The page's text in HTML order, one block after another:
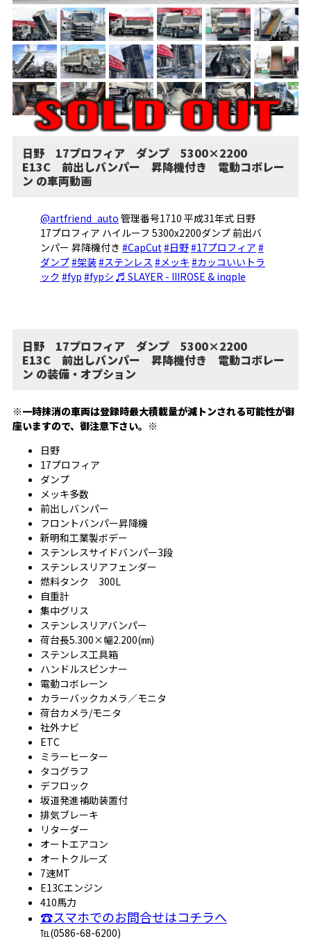
日野 17プロフィア ダンプ 5300×2200
E13C 前出しバンパー 昇降機付き 電動コボレー
ン の車両動画
@artfriend_auto 管理番号1710 平成31年式 日野
17プロフィア ハイルーフ 5300x2200ダンプ 前出バ
ンパー 昇降機付き #CapCut#日野#17プロフィア #
ダンプ#架装#ステンレス #メッキ #カッコいいトラ
ック #fyp #fypシ ♬ SLAYER - IIIROSE & inqple
日野 17プロフィア ダンプ 5300×2200
E13C 前出しバンパー 昇降機付き 電動コボレー
ン の装備・オプション
※一時抹消の車両は登録時最大積載量が減トンされる可能性が御
座いますので、御注意下さい。※
日野
17プロフィア
ダンプ
メッキ多数
前出しバンパー
フロントバンパー昇降機
新明和工業製ボデー
ステンレスサイドバンパー3段
ステンレスリアフェンダー
燃料タンク 300L
自重計
集中グリス
ステンレスリアバンパー
荷台長5.300×幅2.200(㎜)
ステンレス工具箱
ハンドルスピンナー
電動コボレーン
カラーバックカメラ／モニタ
荷台カメラ/モニタ
社外ナビ
ETC
ミラーヒーター
タコグラフ
デフロック
坂道発進補助装置付
排気ブレーキ
リターダー
オートエアコン
オートクルーズ
7速MT
E13Cエンジン
410馬力
☎スマホでのお問合せはコチラへ
℡(0586-68-6200)